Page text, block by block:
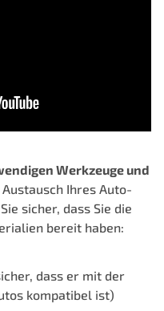
Werkzeuge und
Ihres Auto-
sicher, dass Sie die
bereit haben:
dass er mit der
kompatibel ist)